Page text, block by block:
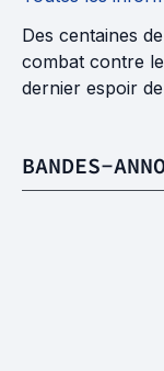
Des centaines
combat contre
dernier espoir
BANDES-